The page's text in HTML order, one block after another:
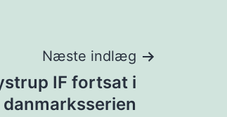
Næste indlæg
IF fortsat i
danmarksserien